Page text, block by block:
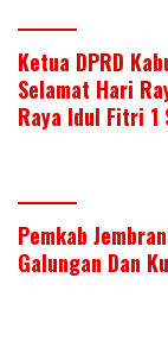
Ketua DPRD
Selamat Hari
Raya Idul Fitri 1
Pemkab
Galungan Dan